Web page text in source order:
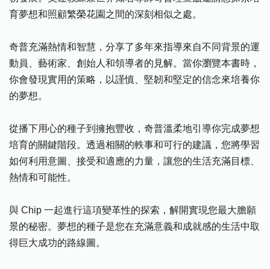
育夢想和照顧繁榮花園之間的深刻相似之處。
奇普充滿熱情和智慧，分享了多年來指導來自不同背景的運
動員、藝術家、創始人和領導者的見解。當你瀏覽本書時，
你會發現實用的策略，以謹慎、堅韌和堅定的信念來培養你
的夢想。
從播下用心的種子到擁抱豐收，奇普溫柔地引導你完成夢想
培育的關鍵階段。透過相關的軼事和可行的建議，您將學習
如何利用意圖、接受和適應的力量，讓您的生活充滿目標、
熱情和可能性。
與 Chip 一起進行這項變革性的探索，解開實現您最大膽願
景的秘密。夢想的種子是您在充滿意義和成就感的生活中取
得巨大成功的路線圖。